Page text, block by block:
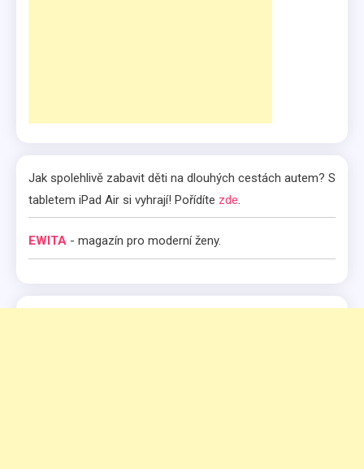
Jak spolehlivě zabavit děti na dlouhých cestách autem? S
tabletem iPad Air si vyhrají! Pořídíte zde.
EWITA - magazín pro moderní ženy.